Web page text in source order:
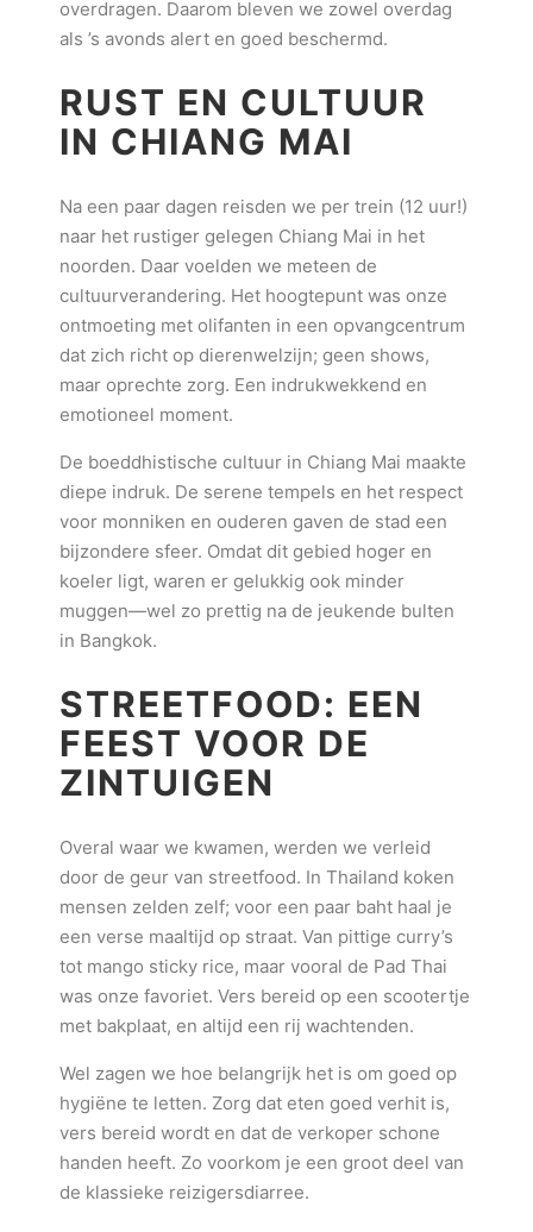
overdragen. Daarom bleven we zowel overdag
als ’s avonds alert en goed beschermd.
RUST EN CULTUUR
IN CHIANG MAI
Na een paar dagen reisden we per trein (12 uur!)
naar het rustiger gelegen Chiang Mai in het
noorden. Daar voelden we meteen de
cultuurverandering. Het hoogtepunt was onze
ontmoeting met olifanten in een opvangcentrum
dat zich richt op dierenwelzijn; geen shows,
maar oprechte zorg. Een indrukwekkend en
emotioneel moment.
De boeddhistische cultuur in Chiang Mai maakte
diepe indruk. De serene tempels en het respect
voor monniken en ouderen gaven de stad een
bijzondere sfeer. Omdat dit gebied hoger en
koeler ligt, waren er gelukkig ook minder
muggen—wel zo prettig na de jeukende bulten
in Bangkok.
STREETFOOD: EEN
FEEST VOOR DE
ZINTUIGEN
Overal waar we kwamen, werden we verleid
door de geur van streetfood. In Thailand koken
mensen zelden zelf; voor een paar baht haal je
een verse maaltijd op straat. Van pittige curry’s
tot mango sticky rice, maar vooral de Pad Thai
was onze favoriet. Vers bereid op een scootertje
met bakplaat, en altijd een rij wachtenden.
Wel zagen we hoe belangrijk het is om goed op
hygiëne te letten. Zorg dat eten goed verhit is,
vers bereid wordt en dat de verkoper schone
handen heeft. Zo voorkom je een groot deel van
de klassieke reizigersdiarree.